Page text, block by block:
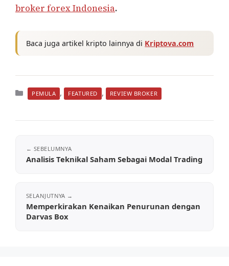
broker forex Indonesia.
Baca juga artikel kripto lainnya di Kriptova.com
Kategori
PEMULA , FEATURED , REVIEW BROKER
Analisis Teknikal Saham Sebagai Modal Trading
Memperkirakan Kenaikan Penurunan dengan
Darvas Box